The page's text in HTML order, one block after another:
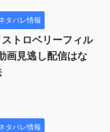
タバレ情報
ストロベリーフィル
画見逃し配信はな
タバレ情報